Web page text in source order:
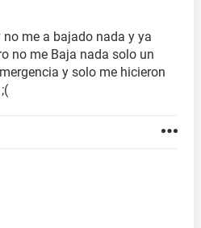
me a bajado nada y ya
no me Baja nada solo un
y solo me hicieron